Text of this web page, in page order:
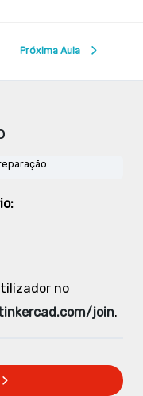
Próxima Aula
no
join.